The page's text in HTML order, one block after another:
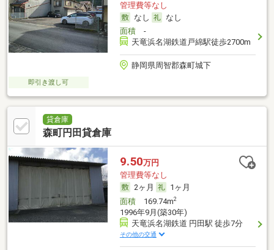
管理費等なし
なし
なし
面積-
天竜浜名湖鉄道戸綿駅徒歩2700m
静岡県周智郡森町城下
即引き渡し可
貸倉庫
森町円田貸倉庫
9.50万円
管理費等なし
2ヶ月
1ヶ月
面積169.74m2
1996年9月(築30年)
天竜浜名湖鉄道 円田駅 徒歩7分
その他の交通